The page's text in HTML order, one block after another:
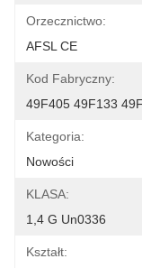
Orzecznictwo:
AFSL CE
Kod Fabryczny:
49F405 49F133
Kategoria:
Nowości
KLASA:
1,4 G Un0336
Kształt: